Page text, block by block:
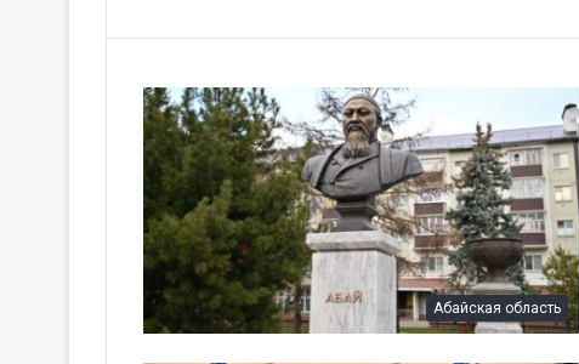
Абайская область